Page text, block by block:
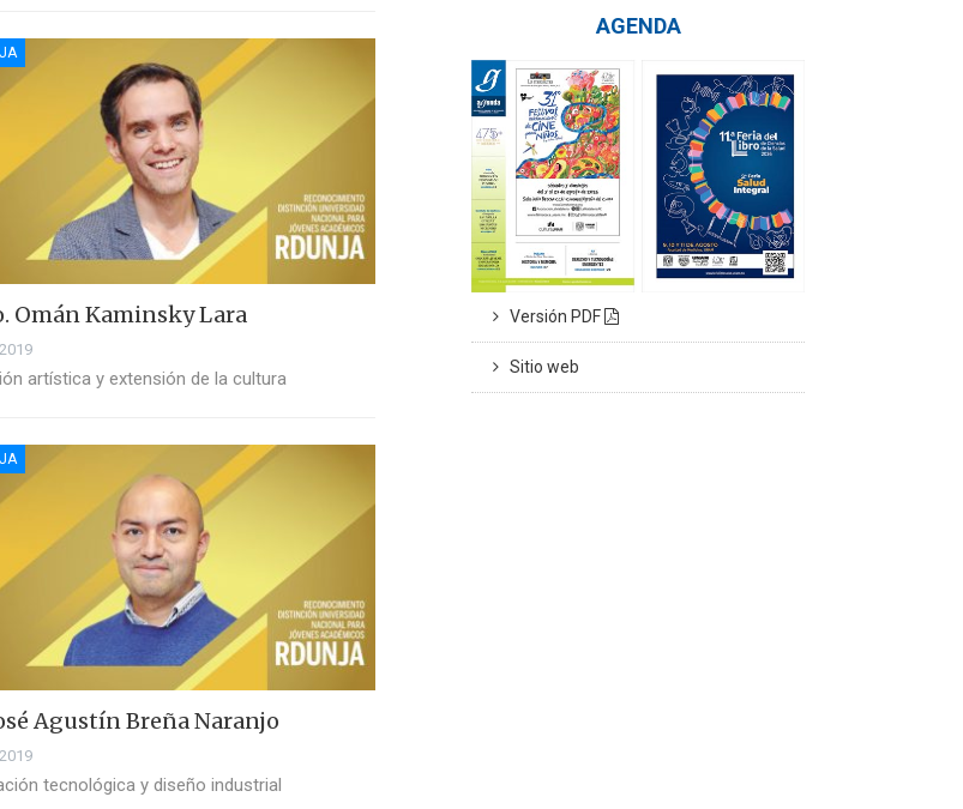
Omán Kaminsky Lara
artística y extensión de la cultura
Agustín Breña Naranjo
tecnológica y diseño industrial
AGENDA
Versión PDF
Sitio web